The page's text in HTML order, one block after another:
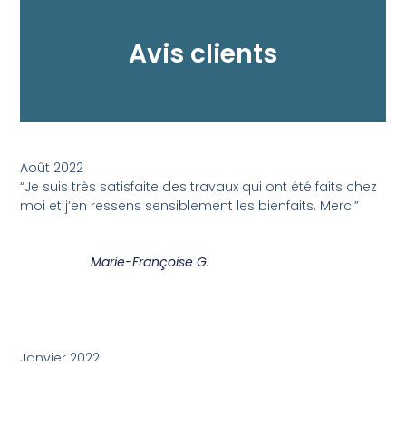
Avis clients
Août 2022
“Je suis très satisfaite des travaux qui ont été faits chez
moi et j’en ressens sensiblement les bienfaits. Merci”
Marie-Françoise G.
Janvier 2022